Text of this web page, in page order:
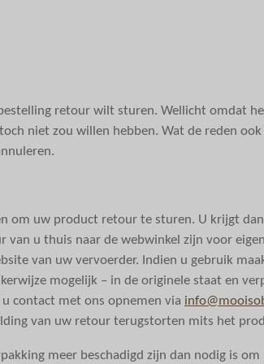
retour wilt sturen. Wellicht omdat
niet zou willen hebben. Wat de reden
om uw product retour te sturen. U krijgt
van u thuis naar de webwinkel zijn voor
van uw vervoerder. Indien u gebruik
mogelijk – in de originele staat en
contact met ons opnemen via
van uw retour terugstorten mits het
meer beschadigd zijn dan nodig is